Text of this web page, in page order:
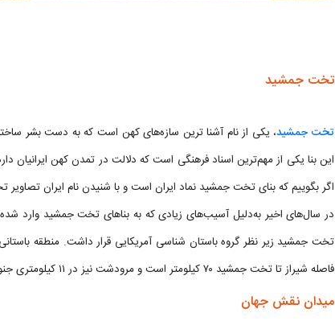
تخت جمشید
تخت جمشید، یکی از نام‌ آشنا ترین سازه‌های کهن است که به دست بشر
اگر بگوییم که بنای تخت جمشید نماد ایران است و با شنیدن نام ایران
تخت جمشید زیر نظر گروه باستان شناسی آمریکایی قرار داشت. منطقه
فاصله شیراز تا تخت جمشید ۷۰ کیلومتر است و مرودشت نیز در ۱۱ کیلومتری جنوب غربی تخت جمشید قرار دارد.
میدان نقش جهان